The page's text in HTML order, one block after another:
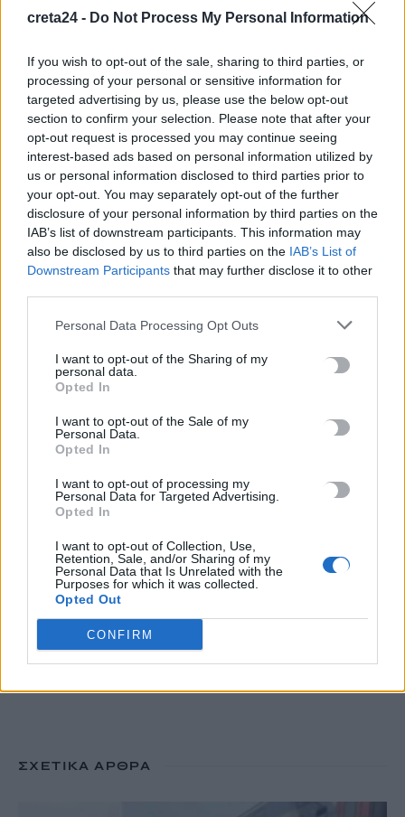
creta24 - Do Not Process My Personal Information
If you wish to opt-out of the sale, sharing to third parties, or
processing of your personal or sensitive information for
targeted advertising by us, please use the below opt-out
section to confirm your selection. Please note that after your
opt-out request is processed you may continue seeing
interest-based ads based on personal information utilized by
us or personal information disclosed to third parties prior to
your opt-out. You may separately opt-out of the further
disclosure of your personal information by third parties on the
IAB’s list of downstream participants. This information may
also be disclosed by us to third parties on the IAB’s List of
Downstream Participants that may further disclose it to other
Personal Data Processing Opt Outs
I want to opt-out of the Sharing of my
personal data.
Opted In
I want to opt-out of the Sale of my
Personal Data.
Opted In
I want to opt-out of processing my
Personal Data for Targeted Advertising.
Opted In
I want to opt-out of Collection, Use,
Retention, Sale, and/or Sharing of my
Personal Data that Is Unrelated with the
Purposes for which it was collected.
Opted Out
CONFIRM
10 Αυγούστου, 2026
Σεισμός 7,4 Ρίχτερ στην Κολομβία
10 Αυγούστου, 2026
Market Pass: Στα σκαριά νέος κύκλος από το φθινόπωρο –
Ποιοι θα είναι δικαιούχοι
10 Αυγούστου, 2026
Φωτιά στη Γαστούνη Ηλείας – Σηκώθηκαν τρία αεροσκάφη
10 Αυγούστου, 2026
Πανευρωπαϊκό Πρωτάθλημα Στίβου Μπέρμιγχαμ: Πότε και
πού θα δείτε τον τελικό του Τεντόγλου
Ντ. Τραμπ: Οι συνομιλίες με το Ιράν είναι «σαν παρτίδα
Τεχεράνη
10 Αυγούστου, 2026
Μεγάλη μελέτη επιβεβαιώνει: Η Covid ενεργοποιεί
10 Αυγούστου, 2026
TRENDING
#ΠΑΣΟΚ #ΑΛΕΞΗΣ ΤΣΙΠΡΑΣ
ΣΧΕΤΙΚΆ ΆΡΘΡΑ